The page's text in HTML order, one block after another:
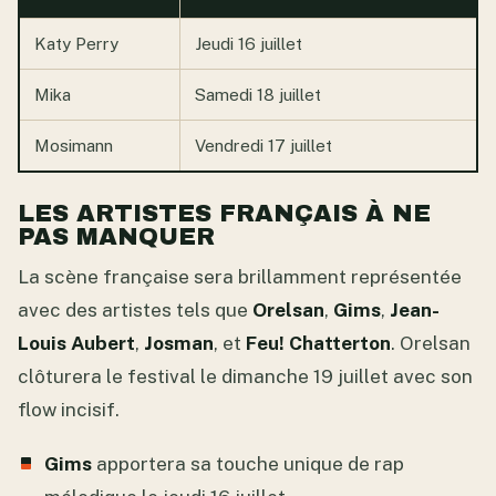
Katy Perry Jeudi 16 juillet
Mika Samedi 18 juillet
Mosimann Vendredi 17 juillet
LES ARTISTES FRANÇAIS À NE
PAS MANQUER
La scène française sera brillamment représentée
avec des artistes tels que Orelsan, Gims, Jean-
Louis Aubert, Josman, et Feu! Chatterton. Orelsan
clôturera le festival le dimanche 19 juillet avec son
flow incisif.
Gims apportera sa touche unique de rap